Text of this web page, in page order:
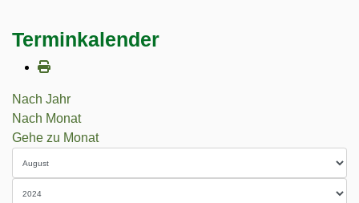
Terminkalender
Nach Jahr
Nach Monat
Gehe zu Monat